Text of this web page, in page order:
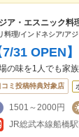
ア・エスニック料
料理/インドネシア/ア
7/31
の味を1人でも家
コミ投稿特典対象店
1501～2000円
JR総武本線船橋